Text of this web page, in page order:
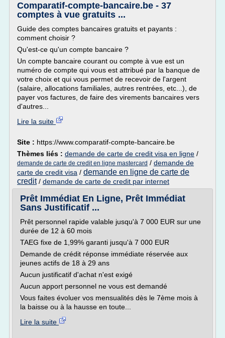
Comparatif-compte-bancaire.be - 37
comptes à vue gratuits ...
Guide des comptes bancaires gratuits et payants :
comment choisir ?
Qu'est-ce qu'un compte bancaire ?
Un compte bancaire courant ou compte à vue est un
numéro de compte qui vous est attribué par la banque de
votre choix et qui vous permet de recevoir de l'argent
(salaire, allocations familiales, autres rentrées, etc...), de
payer vos factures, de faire des virements bancaires vers
d'autres...
Lire la suite
Site : https://www.comparatif-compte-bancaire.be
Thèmes liés : demande de carte de credit visa en ligne /
demande de carte de credit en ligne mastercard / demande de
carte de credit visa / demande en ligne de carte de
credit/ demande de carte de credit par internet
Prêt Immédiat En Ligne, Prêt Immédiat
Sans Justificatif ...
Prêt personnel rapide valable jusqu'à 7 000 EUR sur une
durée de 12 à 60 mois
TAEG fixe de 1,99% garanti jusqu'à 7 000 EUR
Demande de crédit réponse immédiate réservée aux
jeunes actifs de 18 à 29 ans
Aucun justificatif d'achat n'est exigé
Aucun apport personnel ne vous est demandé
Vous faites évoluer vos mensualités dès le 7ème mois à
la baisse ou à la hausse en toute...
Lire la suite